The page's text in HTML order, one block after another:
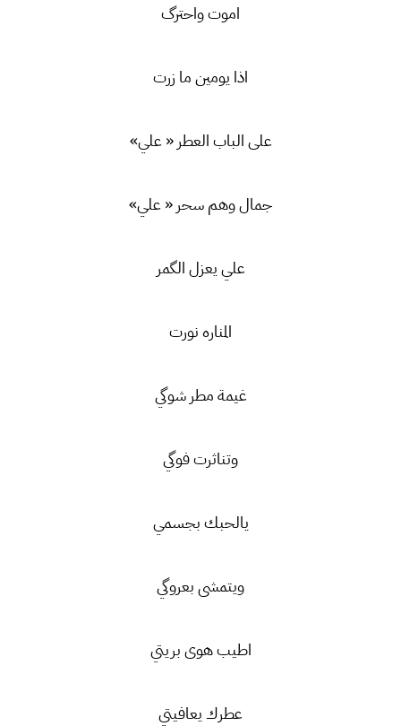
اموت واحترگ
اذا يومين ما زرت
على الباب العطر « علي»
جمال وهم سحر « علي»
علي يعزل الگمر
المناره نورت
غيمة مطر شوگي
وتناثرت فوگي
يالحبك بجسمي
ويتمشى بعروگي
اطيب هوى بريتي
عطرك يعافيتي